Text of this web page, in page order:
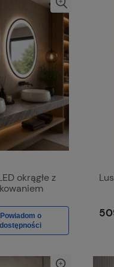
okrągłe z
Powiadom o
dostępności